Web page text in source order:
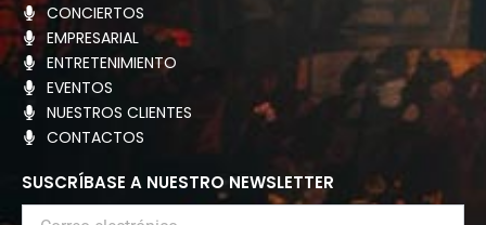
CONCIERTOS
EMPRESARIAL
ENTRETENIMIENTO
EVENTOS
NUESTROS CLIENTES
CONTACTOS
SUSCRÍBASE A NUESTRO NEWSLETTER